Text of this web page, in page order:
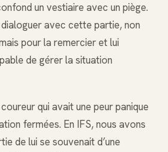
un vestiaire avec un piège.
dialoguer avec cette partie, non
pour la remercier et lui
de gérer la situation
qui avait une peur panique
fermées. En IFS, nous avons
de lui se souvenait d’une